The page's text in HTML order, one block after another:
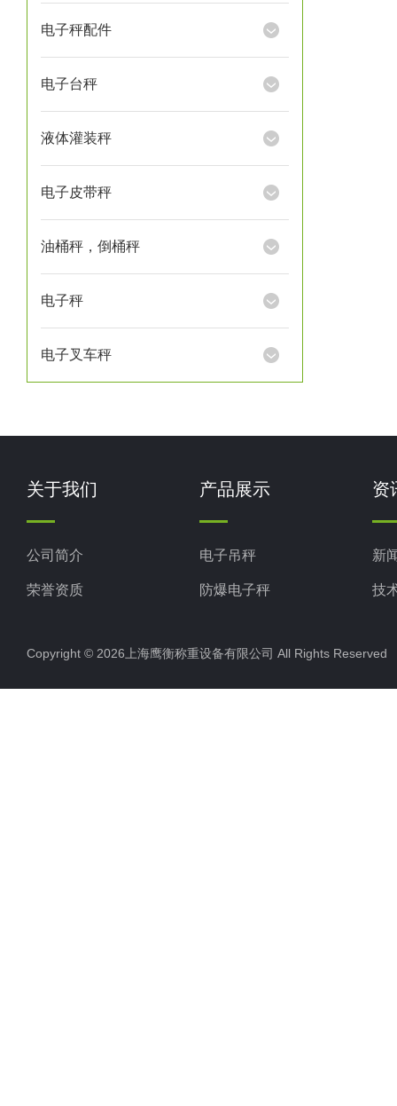
电子秤配件
电子台秤
液体灌装秤
电子皮带秤
油桶秤，倒桶秤
电子秤
电子叉车秤
关于我们
公司简介
荣誉资质
产品展示
电子吊秤
防爆电子秤
电子汽车衡
电子天平
资
新
技
Copyright © 2026上海鹰衡称重设备有限公司 All Rights